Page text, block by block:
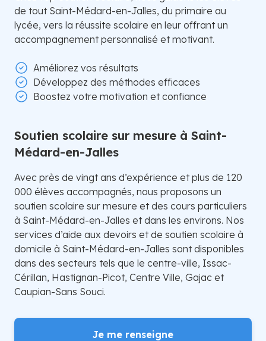
de tout Saint-Médard-en-Jalles, du primaire au
lycée, vers la réussite scolaire en leur offrant un
accompagnement personnalisé et motivant.
Améliorez vos résultats
Développez des méthodes efficaces
Boostez votre motivation et confiance
Soutien scolaire sur mesure à Saint-
Médard-en-Jalles
Avec près de vingt ans d’expérience et plus de 120
000 élèves accompagnés, nous proposons un
soutien scolaire sur mesure et des cours particuliers
à Saint-Médard-en-Jalles et dans les environs. Nos
services d’aide aux devoirs et de soutien scolaire à
domicile à Saint-Médard-en-Jalles sont disponibles
dans des secteurs tels que le centre-ville, Issac-
Cérillan, Hastignan-Picot, Centre Ville, Gajac et
Caupian-Sans Souci.
Je me renseigne